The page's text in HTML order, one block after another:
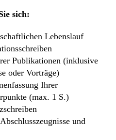
sich:
Lebenslauf
Publikationen (inklusive
oder Vorträge)
Ihrer
(max. 1 S.)
und